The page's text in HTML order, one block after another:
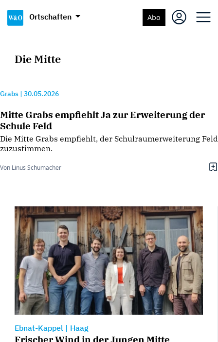
Ortschaften Abo
Die Mitte
Grabs | 30.05.2026
Mitte Grabs empfiehlt Ja zur Erweiterung der
Schule Feld
Die Mitte Grabs empfiehlt, der Schulraumerweiterung Feld
zuzustimmen.
Von Linus Schumacher
Ebnat-Kappel | Haag
Frischer Wind in der Jungen Mitte